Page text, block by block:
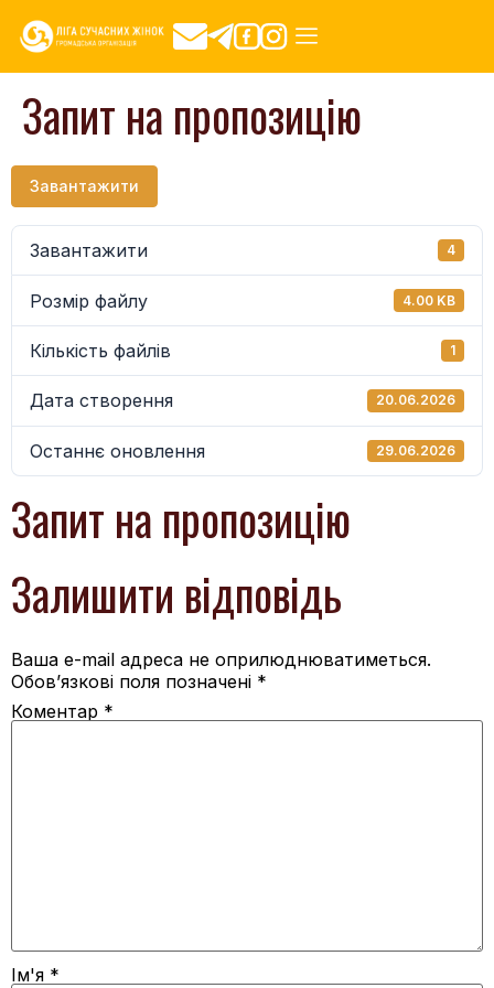
Запит на пропозицію
Завантажити
Завантажити 4
Розмір файлу 4.00 KB
Кількість файлів 1
Дата створення 20.06.2026
Останнє оновлення 29.06.2026
Запит на пропозицію
Залишити відповідь
Ваша e-mail адреса не оприлюднюватиметься.
Обов’язкові поля позначені *
Коментар *
Ім'я *